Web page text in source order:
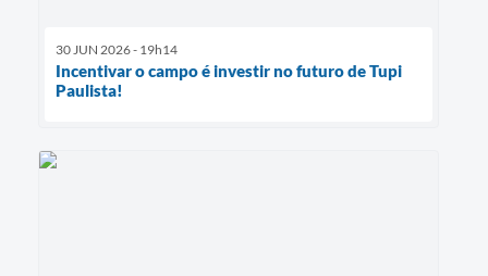
30 JUN 2026 - 19h14
Incentivar o campo é investir no futuro de Tupi
Paulista!